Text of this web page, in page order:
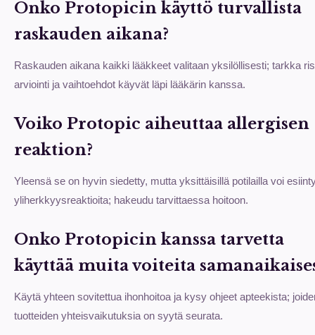
Onko Protopicin käyttö turvallista
raskauden aikana?
Raskauden aikana kaikki lääkkeet valitaan yksilöllisesti; tarkka
arviointi ja vaihtoehdot käyvät läpi lääkärin kanssa.
Voiko Protopic aiheuttaa allergisen
reaktion?
Yleensä se on hyvin siedetty, mutta yksittäisillä potilailla voi
yliherkkyysreaktioita; hakeudu tarvittaessa hoitoon.
Onko Protopicin kanssa tarvetta
käyttää muita voiteita
Käytä yhteen sovitettua ihonhoitoa ja kysy ohjeet apteekista;
tuotteiden yhteisvaikutuksia on syytä seurata.